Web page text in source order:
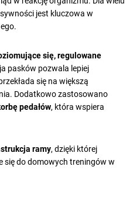
jest kluczowa w
się, regulowane
pasków pozwala lepiej
się na większą
Dodatkowo zastosowano
pedałów, która wspiera
ramy, dzięki której
się do domowych treningów w